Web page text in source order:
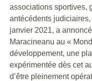
associations sportives,
antécédents
janvier 2021, a
Maracineanu au «
développement, une
expérimentée dès cet
d’être pleinement